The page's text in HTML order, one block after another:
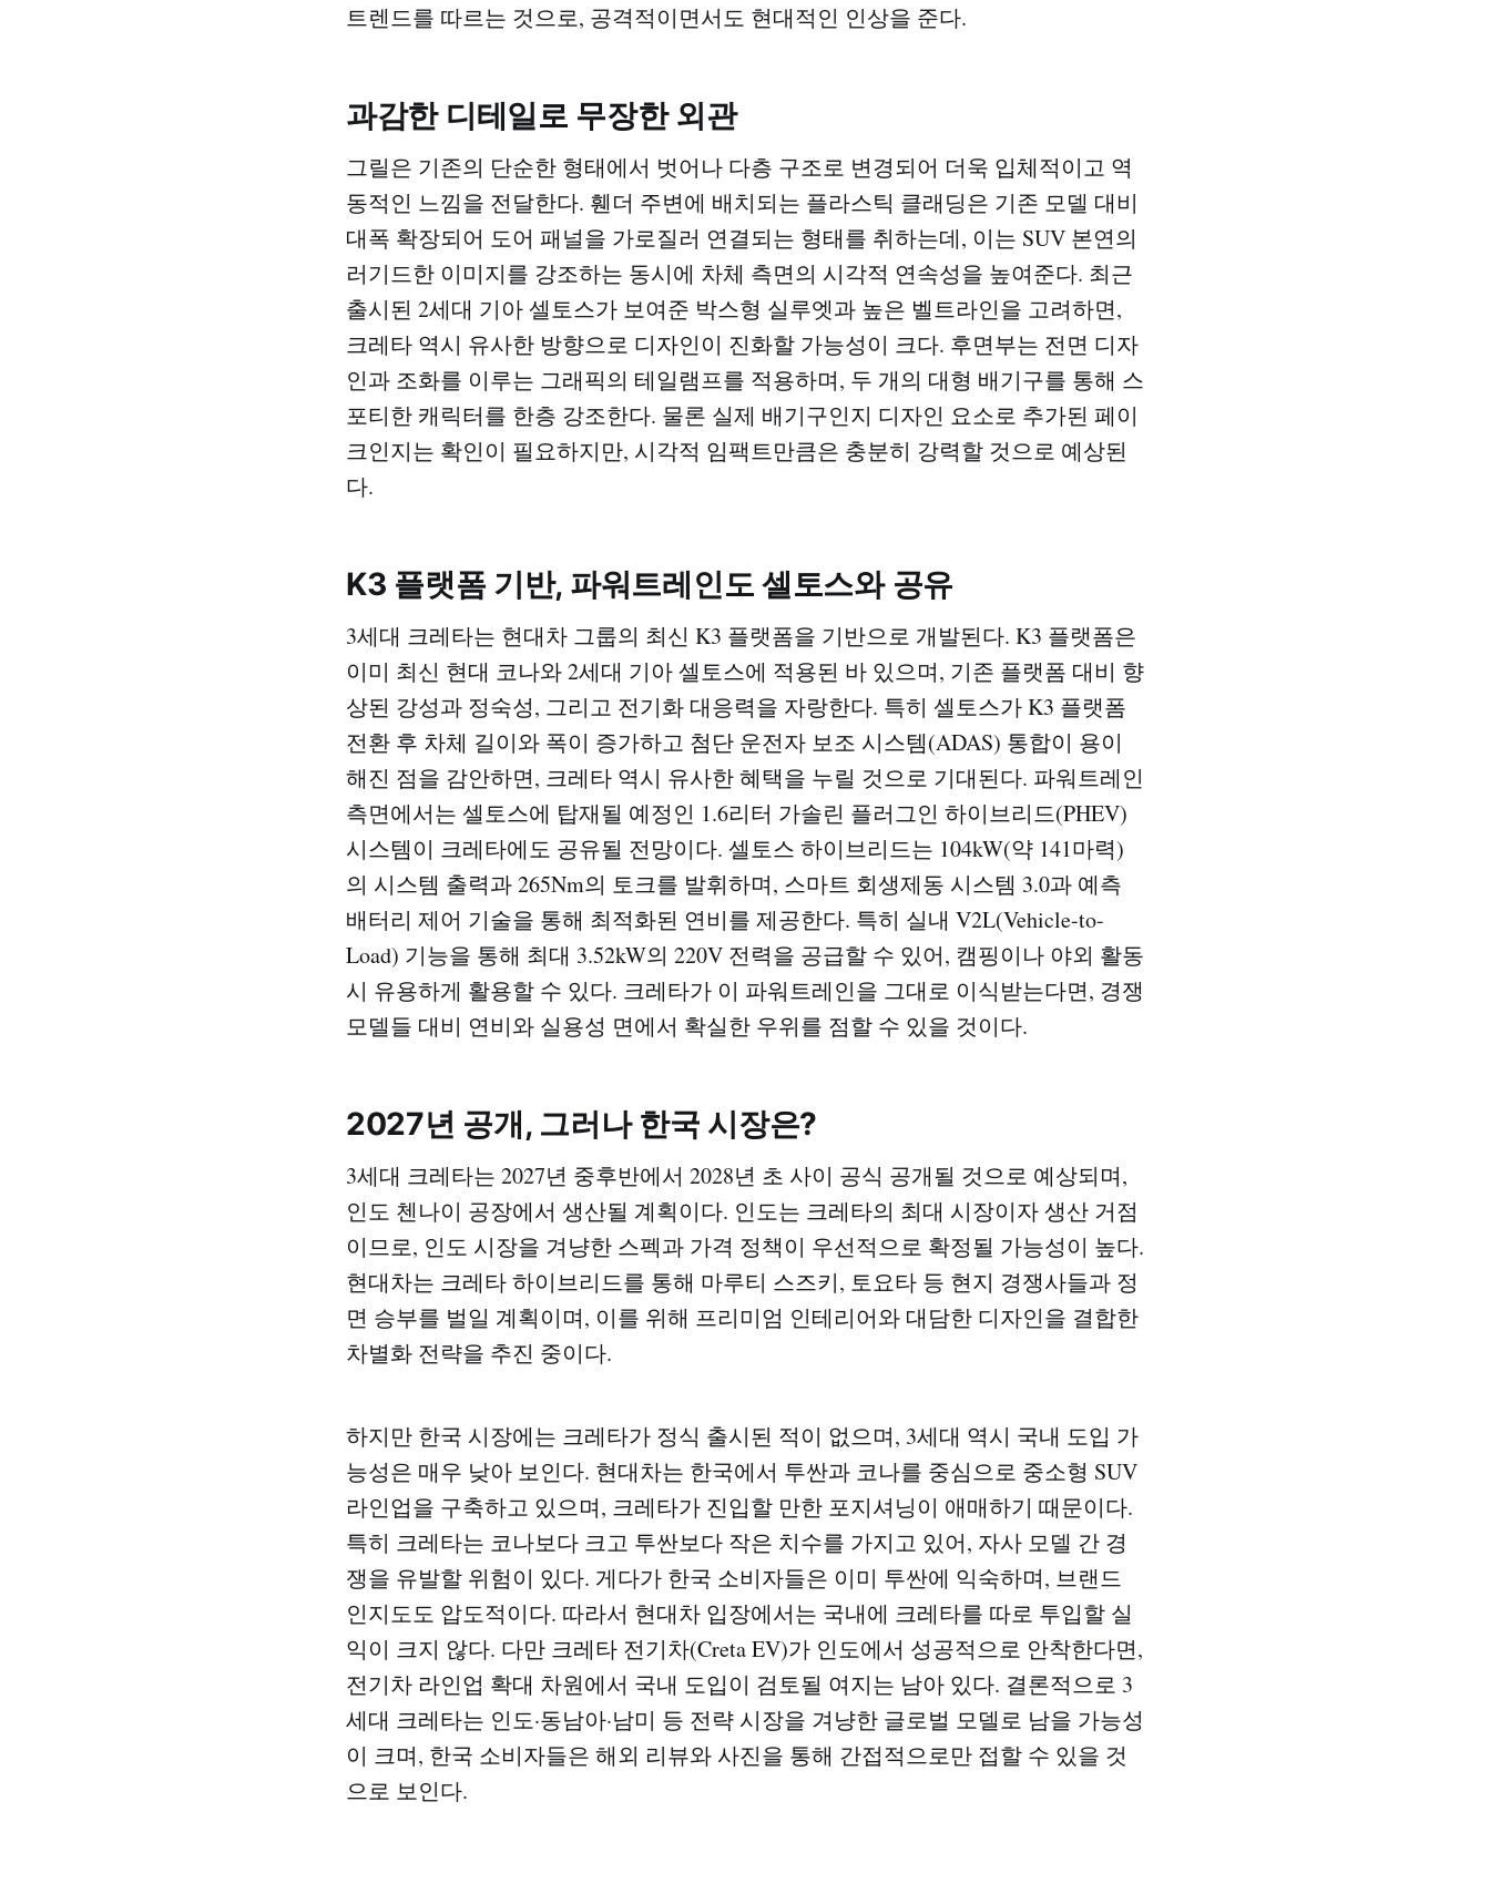
트렌드를 따르는 것으로, 공격적이면서도 현대적인 인상을 준다.
과감한 디테일로 무장한 외관
그릴은 기존의 단순한 형태에서 벗어나 다층 구조로 변경되어 더욱 입체적이고 역
동적인 느낌을 전달한다. 휀더 주변에 배치되는 플라스틱 클래딩은 기존 모델 대비
대폭 확장되어 도어 패널을 가로질러 연결되는 형태를 취하는데, 이는 SUV 본연의
러기드한 이미지를 강조하는 동시에 차체 측면의 시각적 연속성을 높여준다. 최근
출시된 2세대 기아 셀토스가 보여준 박스형 실루엣과 높은 벨트라인을 고려하면,
크레타 역시 유사한 방향으로 디자인이 진화할 가능성이 크다. 후면부는 전면 디자
인과 조화를 이루는 그래픽의 테일램프를 적용하며, 두 개의 대형 배기구를 통해 스
포티한 캐릭터를 한층 강조한다. 물론 실제 배기구인지 디자인 요소로 추가된 페이
크인지는 확인이 필요하지만, 시각적 임팩트만큼은 충분히 강력할 것으로 예상된
다.
K3 플랫폼 기반, 파워트레인도 셀토스와 공유
3세대 크레타는 현대차 그룹의 최신 K3 플랫폼을 기반으로 개발된다. K3 플랫폼은
이미 최신 현대 코나와 2세대 기아 셀토스에 적용된 바 있으며, 기존 플랫폼 대비 향
상된 강성과 정숙성, 그리고 전기화 대응력을 자랑한다. 특히 셀토스가 K3 플랫폼
전환 후 차체 길이와 폭이 증가하고 첨단 운전자 보조 시스템(ADAS) 통합이 용이
해진 점을 감안하면, 크레타 역시 유사한 혜택을 누릴 것으로 기대된다. 파워트레인
측면에서는 셀토스에 탑재될 예정인 1.6리터 가솔린 플러그인 하이브리드(PHEV)
시스템이 크레타에도 공유될 전망이다. 셀토스 하이브리드는 104kW(약 141마력)
의 시스템 출력과 265Nm의 토크를 발휘하며, 스마트 회생제동 시스템 3.0과 예측
배터리 제어 기술을 통해 최적화된 연비를 제공한다. 특히 실내 V2L(Vehicle-to-
Load) 기능을 통해 최대 3.52kW의 220V 전력을 공급할 수 있어, 캠핑이나 야외 활동
시 유용하게 활용할 수 있다. 크레타가 이 파워트레인을 그대로 이식받는다면, 경쟁
모델들 대비 연비와 실용성 면에서 확실한 우위를 점할 수 있을 것이다.
2027년 공개, 그러나 한국 시장은?
3세대 크레타는 2027년 중후반에서 2028년 초 사이 공식 공개될 것으로 예상되며,
인도 첸나이 공장에서 생산될 계획이다. 인도는 크레타의 최대 시장이자 생산 거점
이므로, 인도 시장을 겨냥한 스펙과 가격 정책이 우선적으로 확정될 가능성이 높다.
현대차는 크레타 하이브리드를 통해 마루티 스즈키, 토요타 등 현지 경쟁사들과 정
면 승부를 벌일 계획이며, 이를 위해 프리미엄 인테리어와 대담한 디자인을 결합한
차별화 전략을 추진 중이다.
하지만 한국 시장에는 크레타가 정식 출시된 적이 없으며, 3세대 역시 국내 도입 가
능성은 매우 낮아 보인다. 현대차는 한국에서 투싼과 코나를 중심으로 중소형 SUV
라인업을 구축하고 있으며, 크레타가 진입할 만한 포지셔닝이 애매하기 때문이다.
특히 크레타는 코나보다 크고 투싼보다 작은 치수를 가지고 있어, 자사 모델 간 경
쟁을 유발할 위험이 있다. 게다가 한국 소비자들은 이미 투싼에 익숙하며, 브랜드
인지도도 압도적이다. 따라서 현대차 입장에서는 국내에 크레타를 따로 투입할 실
익이 크지 않다. 다만 크레타 전기차(Creta EV)가 인도에서 성공적으로 안착한다면,
전기차 라인업 확대 차원에서 국내 도입이 검토될 여지는 남아 있다. 결론적으로 3
세대 크레타는 인도·동남아·남미 등 전략 시장을 겨냥한 글로벌 모델로 남을 가능성
이 크며, 한국 소비자들은 해외 리뷰와 사진을 통해 간접적으로만 접할 수 있을 것
으로 보인다.